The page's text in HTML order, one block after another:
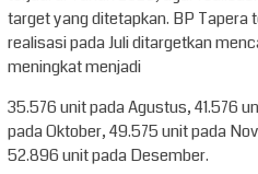
target yang ditetapkan. BP Tapera
realisasi pada Juli ditargetkan
meningkat menjadi
35.576 unit pada Agustus, 41.576
pada Oktober, 49.575 unit pada
52.896 unit pada Desember.